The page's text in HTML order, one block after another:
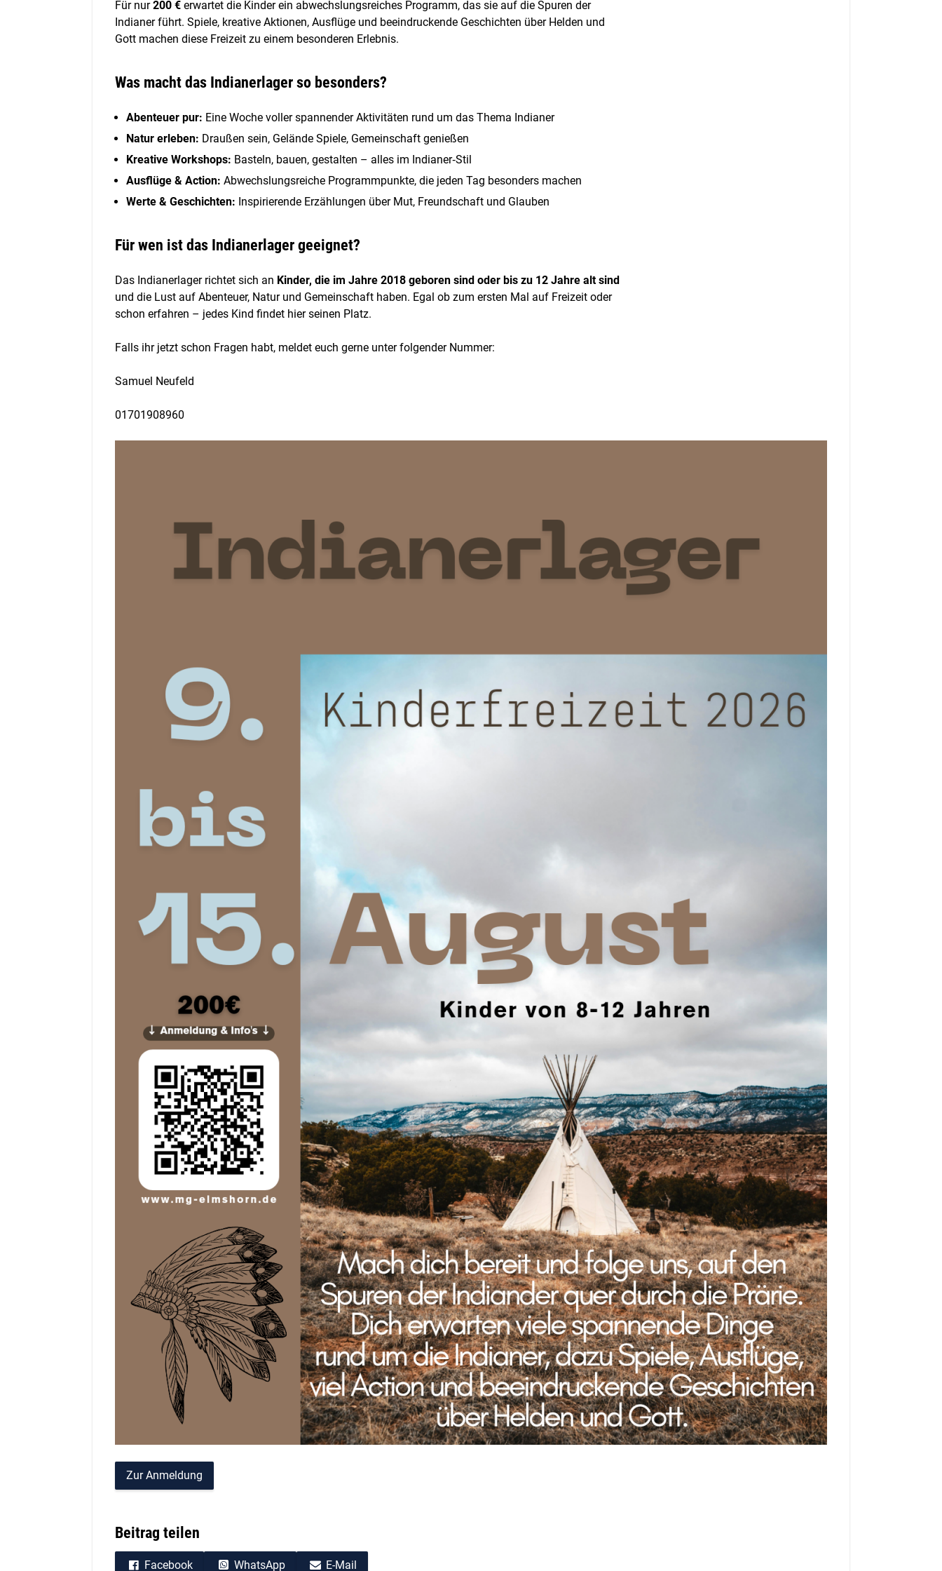
Für nur200 € erwartet die Kinder ein abwechslungsreiches Programm, das sie auf die Spuren der
Indianer führt. Spiele, kreative Aktionen, Ausflüge und beeindruckende Geschichten über Helden und
Gott machen diese Freizeit zu einem besonderen Erlebnis.
Was macht das Indianerlager so besonders?
Abenteuer pur: Eine Woche voller spannender Aktivitäten rund um das Thema Indianer
Natur erleben: Draußen sein, Gelände Spiele, Gemeinschaft genießen
Kreative Workshops: Basteln, bauen, gestalten – alles im Indianer‑Stil
Ausflüge & Action: Abwechslungsreiche Programmpunkte, die jeden Tag besonders machen
Werte & Geschichten: Inspirierende Erzählungen über Mut, Freundschaft und Glauben
Für wen ist das Indianerlager geeignet?
Das Indianerlager richtet sich an Kinder, die im Jahre 2018 geboren sind oder bis zu 12 Jahre alt sind
und die Lust auf Abenteuer, Natur und Gemeinschaft haben. Egal ob zum ersten Mal auf Freizeit oder
schon erfahren – jedes Kind findet hier seinen Platz.
Falls ihr jetzt schon Fragen habt, meldet euch gerne unter folgender Nummer:
Samuel Neufeld
01701908960
Zur Anmeldung
Beitrag teilen
Facebook WhatsApp E-Mail